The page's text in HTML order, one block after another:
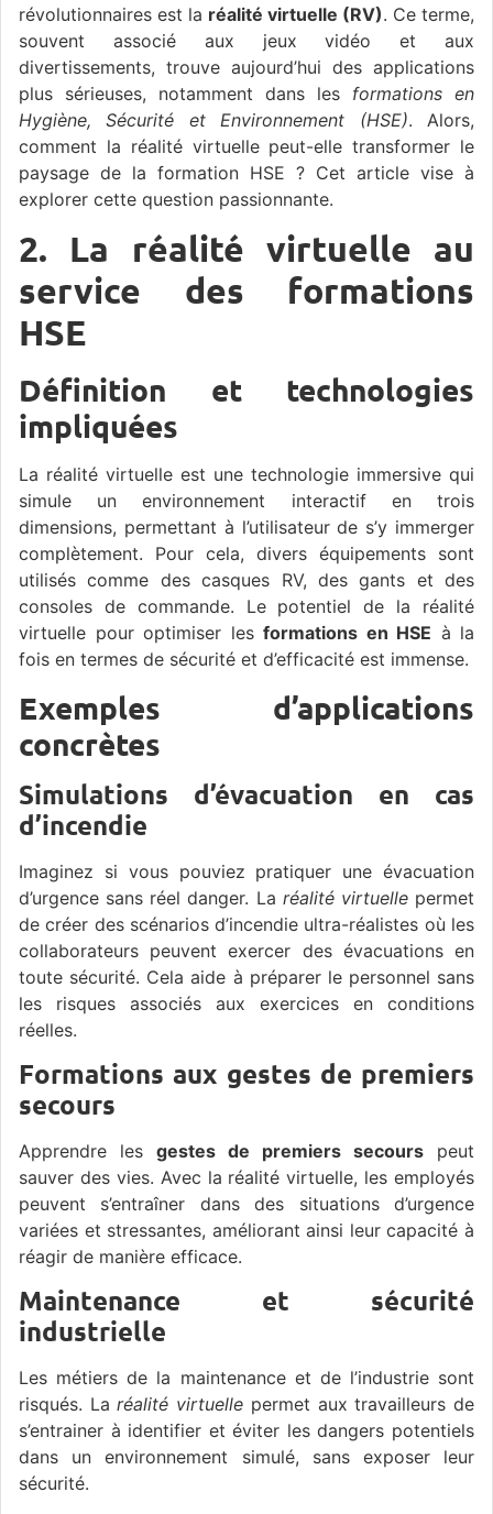
révolutionnaires est la réalité virtuelle (RV). Ce terme,
souvent associé aux jeux vidéo et aux
divertissements, trouve aujourd’hui des applications
plus sérieuses, notamment dans les formations en
Hygiène, Sécurité et Environnement (HSE). Alors,
comment la réalité virtuelle peut-elle transformer le
paysage de la formation HSE ? Cet article vise à
explorer cette question passionnante.
2. La réalité virtuelle au
service des formations
HSE
Définition et technologies
impliquées
La réalité virtuelle est une technologie immersive qui
simule un environnement interactif en trois
dimensions, permettant à l’utilisateur de s’y immerger
complètement. Pour cela, divers équipements sont
utilisés comme des casques RV, des gants et des
consoles de commande. Le potentiel de la réalité
virtuelle pour optimiser les formations en HSE à la
fois en termes de sécurité et d’efficacité est immense.
Exemples d’applications
concrètes
Simulations d’évacuation en cas
d’incendie
Imaginez si vous pouviez pratiquer une évacuation
d’urgence sans réel danger. La réalité virtuellepermet
de créer des scénarios d’incendie ultra-réalistes où les
collaborateurs peuvent exercer des évacuations en
toute sécurité. Cela aide à préparer le personnel sans
les risques associés aux exercices en conditions
réelles.
Formations aux gestes de premiers
secours
Apprendre les gestes de premiers secours peut
sauver des vies. Avec la réalité virtuelle, les employés
peuvent s’entraîner dans des situations d’urgence
variées et stressantes, améliorant ainsi leur capacité à
réagir de manière efficace.
Maintenance et sécurité
industrielle
Les métiers de la maintenance et de l’industrie sont
risqués. Laréalité virtuelle permet aux travailleurs de
s’entrainer à identifier et éviter les dangers potentiels
dans un environnement simulé, sans exposer leur
sécurité.